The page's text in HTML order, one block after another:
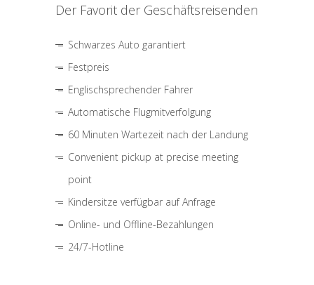
Der Favorit der Geschäftsreisenden
Schwarzes Auto garantiert
Festpreis
Englischsprechender Fahrer
Automatische Flugmitverfolgung
60 Minuten Wartezeit nach der Landung
Convenient pickup at precise meeting
point
Kindersitze verfügbar auf Anfrage
Online- und Offline-Bezahlungen
24/7-Hotline